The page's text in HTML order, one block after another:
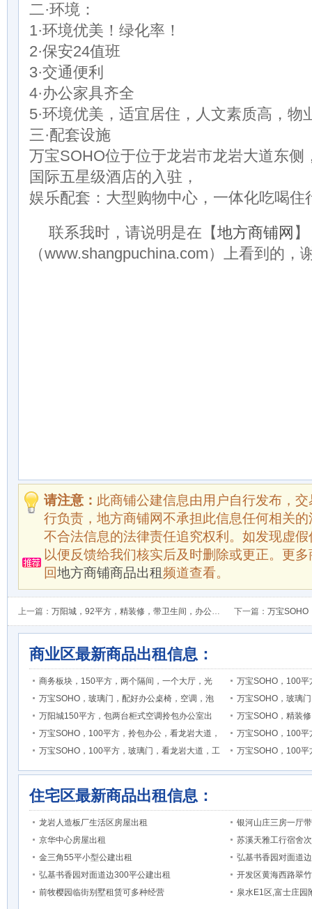
二·环境：
1·环境优美！绿化率！
2·保安24值班
3·交通便利
4·办公家具齐全
5·环境优美，适宜居住，人文素质高，物
三·配套设施
万宝SOHO位于位于龙岩市龙岩大道东侧
国际五星级酒店的入驻，
娱乐配套：大型购物中心，一体化吃喝住
联系我时，请说明是在【地方商铺网 】
（www.shangpuchina.com）上看到的，
请注意： 此商铺公建信息由用户自行发布，
行负责，地方商铺网不承担此信息任何相关
不合法信息的法律责任追究权利。如发现虚
以便反馈给我们核实后及时删除或更正。更
回地方商铺商品出租频道查看。
上一篇： 万阳城，92平方，精装修，带卫生间，办公室出租 下一篇：万宝SOHO，复
商业区最新商品出租信息：
商务板块，150平方，两个隔间，一个大厅，光
万宝SOHO，100
万宝SOHO，玻璃门，配好办公桌椅，空调，泡
万宝SOHO，玻璃
万阳城150平方，包两台柜式空调拎包办公室出
万宝SOHO，精装
万宝SOHO，100平方，拎包办公，看龙岩大道，
万宝SOHO，100
万宝SOHO，100平方，玻璃门，看龙岩大道，工
万宝SOHO，100
住宅区最新商品出租信息：
龙岩人造板厂生活区房屋出租
银河山庄三房一厅
京华中心房屋出租
苏溪天雅工行宿舍
金三角55平小型公建出租
弘基书香园对面道
弘基书香园对面道边300平公建出租
开发区黄海西路翠
前牧樱园临街别墅租赁可多种经营
泉水E1区,富士庄园